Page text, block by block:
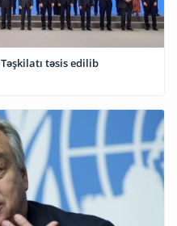
təsis edilib